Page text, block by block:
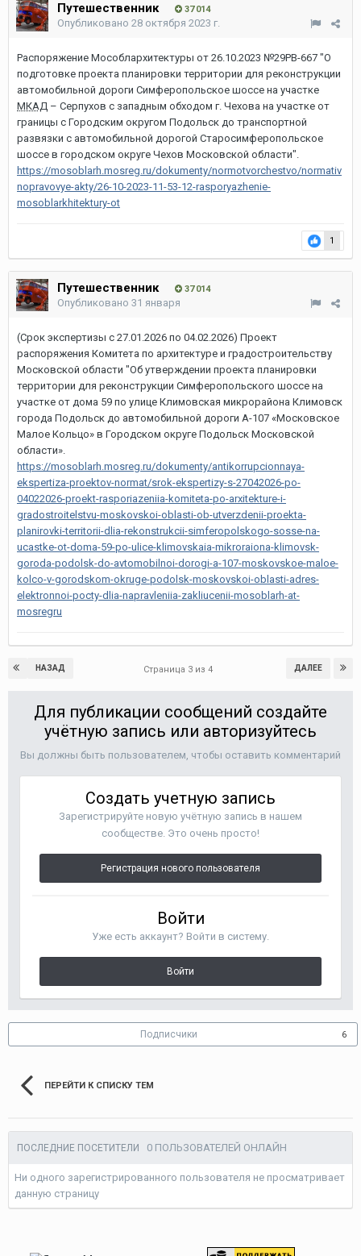
Путешественник 37 014
Опубликовано 28 октября 2023 г.
Распоряжение Мособлархитектуры от 26.10.2023 №29РВ-667 "О
подготовке проекта планировки территории для реконструкции
автомобильной дороги Симферопольское шоссе на участке
МКАД – Серпухов с западным обходом г. Чехова на участке от
границы с Городским округом Подольск до транспортной
развязки с автомобильной дорогой Старосимферопольское
шоссе в городском округе Чехов Московской области".
https://mosoblarh.mosreg.ru/dokumenty/normotvorchestvo/normativ
nopravovye-akty/26-10-2023-11-53-12-rasporyazhenie-
mosoblarkhitektury-ot
1
Путешественник 37 014
Опубликовано 31 января
(Срок экспертизы с 27.01.2026 по 04.02.2026) Проект
распоряжения Комитета по архитектуре и градостроительству
Московской области "Об утверждении проекта планировки
территории для реконструкции Симферопольского шоссе на
участке от дома 59 по улице Климовская микрорайона Климовск
города Подольск до автомобильной дороги А-107 «Московское
Малое Кольцо» в Городском округе Подольск Московской
области».
https://mosoblarh.mosreg.ru/dokumenty/antikorrupcionnaya-
ekspertiza-proektov-normat/srok-ekspertizy-s-27042026-po-
04022026-proekt-rasporiazeniia-komiteta-po-arxitekture-i-
gradostroitelstvu-moskovskoi-oblasti-ob-utverzdenii-proekta-
planirovki-territorii-dlia-rekonstrukcii-simferopolskogo-sosse-na-
ucastke-ot-doma-59-po-ulice-klimovskaia-mikroraiona-klimovsk-
goroda-podolsk-do-avtomobilnoi-dorogi-a-107-moskovskoe-maloe-
kolco-v-gorodskom-okruge-podolsk-moskovskoi-oblasti-adres-
elektronnoi-pocty-dlia-napravleniia-zakliucenii-mosoblarh-at-
mosregru
НАЗАД ДАЛЕЕ
Страница 3 из 4
Для публикации сообщений создайте
учётную запись или авторизуйтесь
Вы должны быть пользователем, чтобы оставить комментарий
Создать учетную запись
Зарегистрируйте новую учётную запись в нашем
сообществе. Это очень просто!
Регистрация нового пользователя
Войти
Уже есть аккаунт? Войти в систему.
Войти
Подписчики 6
ПЕРЕЙТИ К СПИСКУ ТЕМ
ПОСЛЕДНИЕ ПОСЕТИТЕЛИ 0 ПОЛЬЗОВАТЕЛЕЙ ОНЛАЙН
Ни одного зарегистрированного пользователя не просматривает
данную страницу